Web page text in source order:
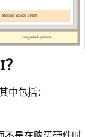
包括：